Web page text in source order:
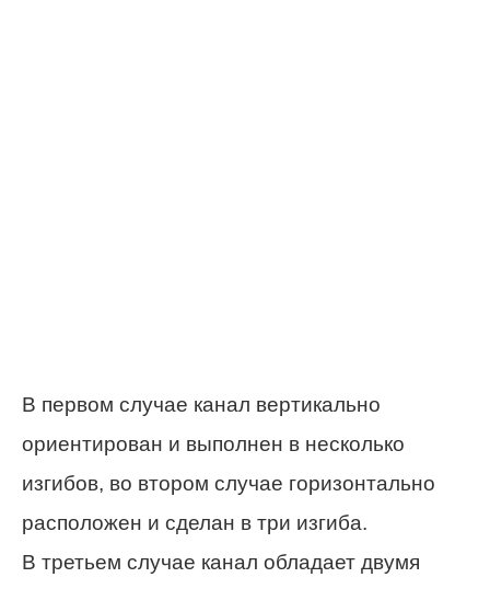
В первом случае канал вертикально
ориентирован и выполнен в несколько
изгибов, во втором случае горизонтально
расположен и сделан в три изгиба.
В третьем случае канал обладает двумя